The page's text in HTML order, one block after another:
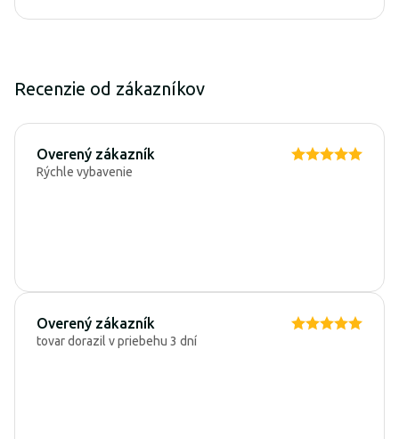
Recenzie od zákazníkov
Overený zákazník
Rýchle vybavenie
Overený zákazník
tovar dorazil v priebehu 3 dní